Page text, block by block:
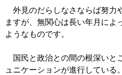
外見のだらしなさならば努力
ますが、無関心は長い年月によ
ようなものです。
国民と政治との間の根深いと
ュニケーションが進行している